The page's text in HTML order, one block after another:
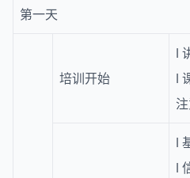
第一天
培训开始
l
l
l
l